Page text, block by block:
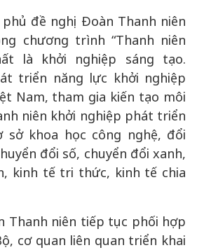
đề nghị Đoàn Thanh niên
chương trình “Thanh niên
là khởi nghiệp sáng tạo.
triển năng lực khởi nghiệp
Nam, tham gia kiến tạo môi
niên khởi nghiệp phát triển
khoa học công nghệ, đổi
đổi số, chuyển đổi xanh,
kinh tế tri thức, kinh tế chia
Thanh niên tiếp tục phối hợp
cơ quan liên quan triển khai